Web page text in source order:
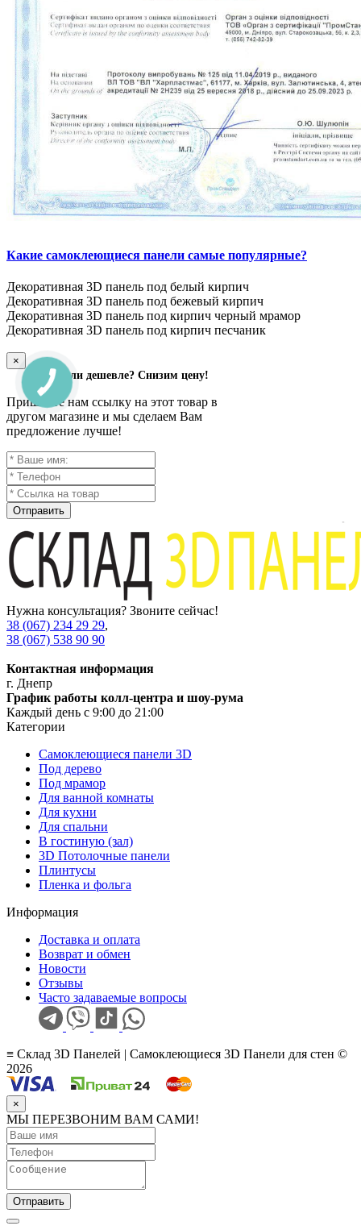
Какие самоклеющиеся панели самые популярные?
Декоративная 3D панель под белый кирпич
Декоративная 3D панель под бежевый кирпич
Декоративная 3D панель под кирпич черный мрамор
Декоративная 3D панель под кирпич песчаник
×
Нашли дешевле? Снизим цену!
Пришлите нам ссылку на этот товар в
другом магазине и мы сделаем Вам
предложение лучше!
Отправить
Нужна консультация? Звоните сейчас!
38 (067) 234 29 29,
38 (067) 538 90 90
Контактная информация
г. Днепр
График работы колл-центра и шоу-рума
Каждый день с 9:00 до 21:00
Категории
Самоклеющиеся панели 3D
Под дерево
Под мрамор
Для ванной комнаты
Для кухни
Для спальни
В гостиную (зал)
3D Потолочные панели
Плинтусы
Пленка и фольга
Информация
Доставка и оплата
Возврат и обмен
Новости
Отзывы
Часто задаваемые вопросы
≡ Склад 3D Панелей | Самоклеющиеся 3D Панели для стен ©
2026
×
МЫ ПЕРЕЗВОНИМ ВАМ САМИ!
Отправить